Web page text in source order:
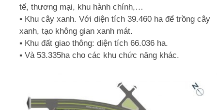
tế, thương mại, khu hành chính,…
▪️ Khu cây xanh. Với diện tích 39.460 ha để trồng cây
xanh, tạo không gian xanh mát.
▪️ Khu đất giao thông: diện tích 66.036 ha.
▪️ Và 53.335ha cho các khu chức năng khác.